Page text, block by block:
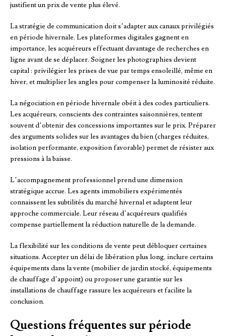
justifient un prix de vente plus élevé.
La stratégie de communication doit s’adapter aux canaux privilégiés
en période hivernale. Les plateformes digitales gagnent en
importance, les acquéreurs effectuant davantage de recherches en
ligne avant de se déplacer. Soigner les photographies devient
capital : privilégier les prises de vue par temps ensoleillé, même en
hiver, et multiplier les angles pour compenser la luminosité réduite.
La négociation en période hivernale obéit à des codes particuliers.
Les acquéreurs, conscients des contraintes saisonnières, tentent
souvent d’obtenir des concessions importantes sur le prix. Préparer
des arguments solides sur les avantages du bien (charges réduites,
isolation performante, exposition favorable) permet de résister aux
pressions à la baisse.
L’accompagnement professionnel prend une dimension
stratégique accrue. Les agents immobiliers expérimentés
connaissent les subtilités du marché hivernal et adaptent leur
approche commerciale. Leur réseau d’acquéreurs qualifiés
compense partiellement la réduction naturelle de la demande.
La flexibilité sur les conditions de vente peut débloquer certaines
situations. Accepter un délai de libération plus long, inclure certains
équipements dans la vente (mobilier de jardin stocké, équipements
de chauffage d’appoint) ou proposer une garantie sur les
installations de chauffage rassure les acquéreurs et facilite la
conclusion.
Questions fréquentes sur période